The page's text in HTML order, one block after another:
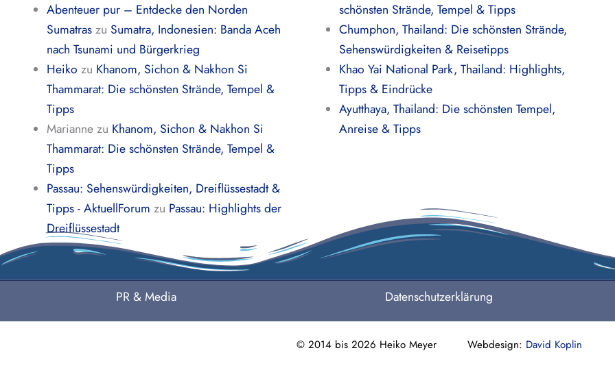
Abenteuer pur – Entdecke den Norden
Sumatraszu Sumatra, Indonesien: Banda Aceh
nach Tsunami und Bürgerkrieg
Heiko zu Khanom, Sichon & Nakhon Si
Thammarat: Die schönsten Strände, Tempel &
Tipps
Mariannezu Khanom, Sichon & Nakhon Si
Thammarat: Die schönsten Strände, Tempel &
Tipps
Passau: Sehenswürdigkeiten, Dreiflüssestadt &
Tipps - AktuellForum zu Passau: Highlights der
Dreiflüssestadt
schönsten Strände, Tempel & Tipps
Chumphon, Thailand: Die schönsten Strände,
Sehenswürdigkeiten & Reisetipps
Khao Yai National Park, Thailand: Highlights,
Tipps & Eindrücke
Ayutthaya, Thailand: Die schönsten Tempel,
Anreise & Tipps
PR & Media Datenschutzerklärung
© 2014 bis 2026 Heiko Meyer Webdesign: David Koplin